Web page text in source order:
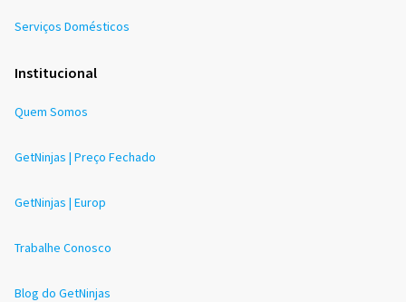
Serviços Domésticos
Institucional
Quem Somos
GetNinjas | Preço Fechado
GetNinjas | Europ
Trabalhe Conosco
Blog do GetNinjas